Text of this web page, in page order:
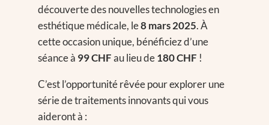
découverte des nouvelles technologies en
esthétique médicale, le8 mars 2025. À
cette occasion unique, bénéficiez d’une
séance à 99 CHFau lieu de180 CHF !
C’est l’opportunité rêvée pour explorer une
série de traitements innovants qui vous
aideront à :